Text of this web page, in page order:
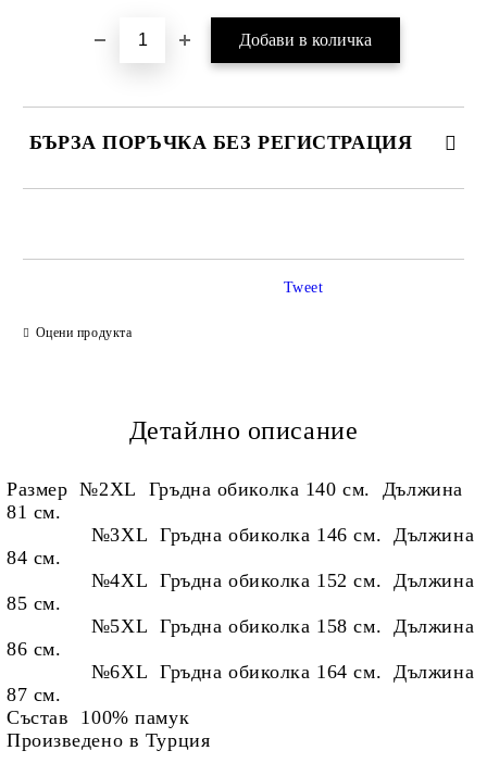
БЪРЗА ПОРЪЧКА БЕЗ РЕГИСТРАЦИЯ
Оцени продукта
Tweet
Детайлно описание
Размер№2XL Гръдна обиколка 140 см. Дължина
81 см.
№3XL Гръдна обиколка 146 см. Дължина
84 см.
№4XL Гръдна обиколка 152 см. Дължина
85 см.
№5XL Гръдна обиколка 158 см. Дължина
86 см.
№6XL Гръдна обиколка 164 см. Дължина
87 см.
Състав 100% памук
Произведено в Турция